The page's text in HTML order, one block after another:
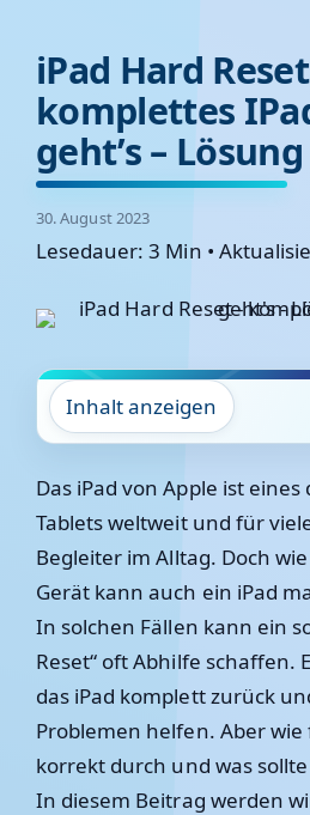
iPad Hard
komplettes
geht’s – Lösung
30. August 2023
Lesedauer: 3 Min •
Inhalt anzeigen
Das iPad von Apple ist
Tablets weltweit und für
Begleiter im Alltag. Doch
Gerät kann auch ein iPad
In solchen Fällen kann ein
Reset“ oft Abhilfe schaffen.
das iPad komplett zurück
Problemen helfen. Aber
korrekt durch und was
In diesem Beitrag werden